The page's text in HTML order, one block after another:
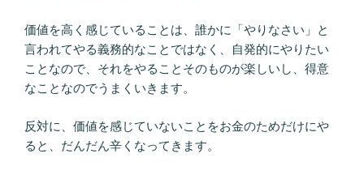
価値を高く感じていることは、誰かに「やりなさい」と
言われてやる義務的なことではなく、自発的にやりたい
ことなので、それをやることそのものが楽しいし、得意
なことなのでうまくいきます。
反対に、価値を感じていないことをお金のためだけにや
ると、だんだん辛くなってきます。